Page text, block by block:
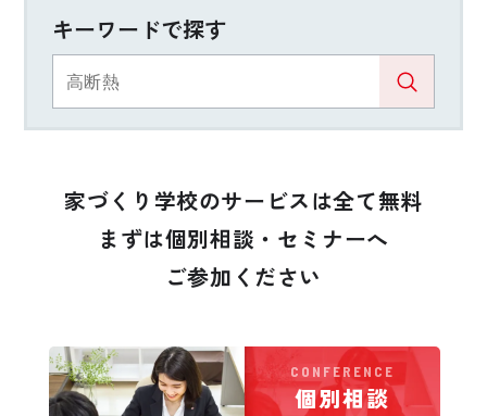
キーワードで探す
家づくり学校のサービスは全て無料
まずは個別相談・セミナーへ
ご参加ください
CONFERENCE
個別相談